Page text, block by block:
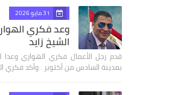
31 مايو 2026
وعد فكري
الشيخ زايد
قدم رجل الأعمال فكري الهواري وعدا
بمدينة السادس من أكتوبر . وأكد فكري